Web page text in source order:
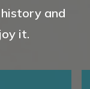
and
it.